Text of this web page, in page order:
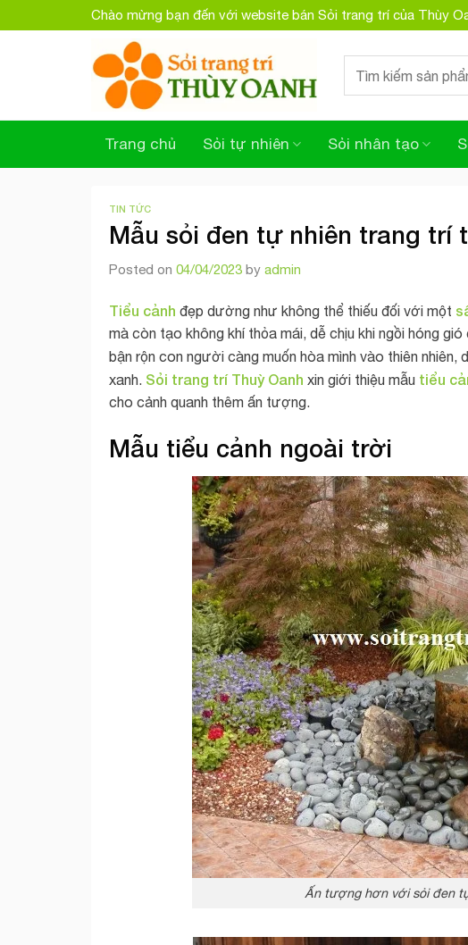
to
Chào mừng bạn đến với website bán Sỏi trang trí của Thùy
Search
Trang chủ Sỏi tự nhiên Sỏi nhân tạo
TIN TỨC
Mẫu sỏi đen tự nhiên trang trí
Posted on 04/04/2023 by admin
Tiểu cảnh đẹp dường như không thể thiếu đối với một
mà còn tạo không khí thỏa mái, dễ chịu khi ngồi hóng
bận rộn con người càng muốn hòa mình vào thiên nhiên,
xanh. Sỏi trang trí Thuỳ Oanh xin giới thiệu mẫu tiểu
cho cảnh quanh thêm ấn tượng.
Mẫu tiểu cảnh ngoài trời
Ấn tượng hơn với sỏi đen